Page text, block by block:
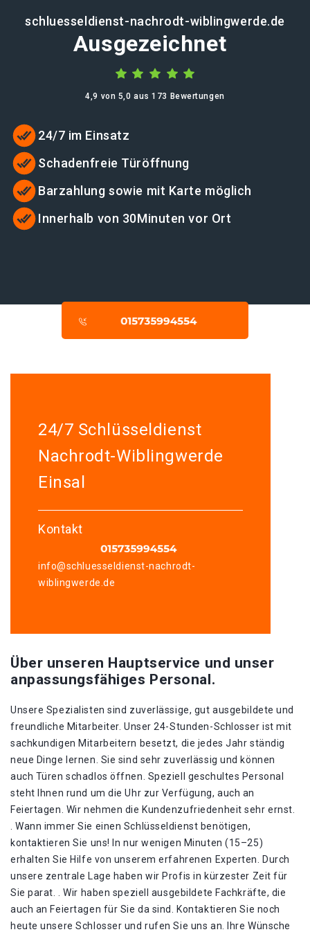
schluesseldienst-nachrodt-wiblingwerde.de
Ausgezeichnet
4,9 von 5,0 aus 173 Bewertungen
24/7 im Einsatz
Schadenfreie Türöffnung
Barzahlung sowie mit Karte möglich
Innerhalb von 30Minuten vor Ort
24/7 Schlüsseldienst
Nachrodt-Wiblingwerde
Einsal
Kontakt
info@schluesseldienst-nachrodt-
wiblingwerde.de
Über unseren Hauptservice und unser
anpassungsfähiges Personal.
Unsere Spezialisten sind zuverlässige, gut ausgebildete und
freundliche Mitarbeiter. Unser 24-Stunden-Schlosser ist mit
sachkundigen Mitarbeitern besetzt, die jedes Jahr ständig
neue Dinge lernen. Sie sind sehr zuverlässig und können
auch Türen schadlos öffnen. Speziell geschultes Personal
steht Ihnen rund um die Uhr zur Verfügung, auch an
Feiertagen. Wir nehmen die Kundenzufriedenheit sehr ernst.
. Wann immer Sie einen Schlüsseldienst benötigen,
kontaktieren Sie uns! In nur wenigen Minuten (15–25)
erhalten Sie Hilfe von unserem erfahrenen Experten. Durch
unsere zentrale Lage haben wir Profis in kürzester Zeit für
Sie parat. . Wir haben speziell ausgebildete Fachkräfte, die
auch an Feiertagen für Sie da sind. Kontaktieren Sie noch
heute unsere Schlosser und rufen Sie uns an. Ihre Wünsche